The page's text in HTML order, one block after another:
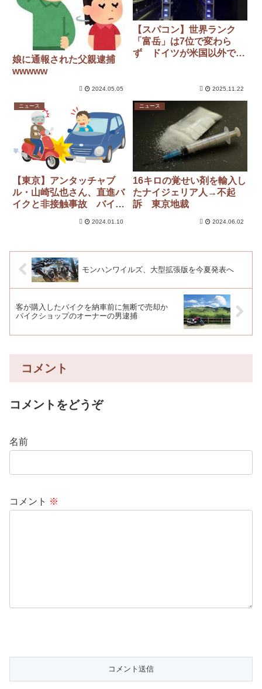
娘に通報された父親逮捕
wwwww
2024.05.05
【スパコン】世界ランク
「富岳」は7位で変わら
ず ドイツが米国以外で初
2025.11.22
ニュース
【東京】アンタッチャブ
ル・山崎弘也さん、直進バ
イクと非接触事故 バイク
2024.01.10
ニュース
16キロの覚せい剤を輸入し
たナイジェリア人→不起
訴 東京地裁
2024.06.02
モンハンワイルズ、大型拡張版を今夏発表へ
客が購入したバイクを納車前に無断で売却か
バイクショップのオーナーの男逮捕
コメント
コメントをどうぞ
名前
コメント ※